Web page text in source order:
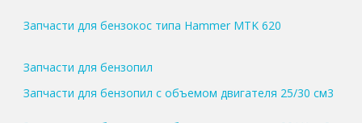
Запчасти для бензокос типа Hammer MTK 620
Запчасти для бензопил
Запчасти для бензопил с объемом двигателя 25/30 см3